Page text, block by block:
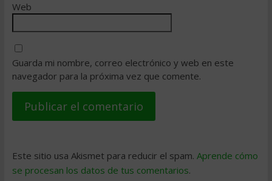
Web
Guarda mi nombre, correo electrónico y web en este
navegador para la próxima vez que comente.
Este sitio usa Akismet para reducir el spam. Aprende cómo
se procesan los datos de tus comentarios.